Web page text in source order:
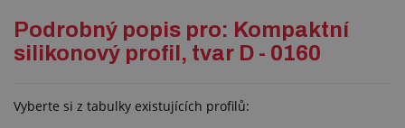
Podrobný popis pro: Kompaktní
silikonový profil, tvar D - 0160
Vyberte si z tabulky existujících profilů: